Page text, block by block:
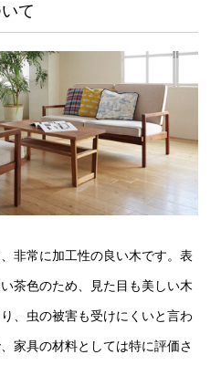
て
非常に加工性の良い木です。表
茶色のため、見た目も美しい木
、虫の被害も受けにくいと言わ
家具の材料としては特に評価さ